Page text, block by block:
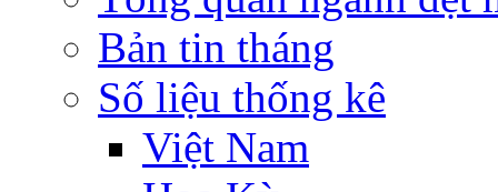
Bản tin tháng
Số liệu thống kê
Việt Nam